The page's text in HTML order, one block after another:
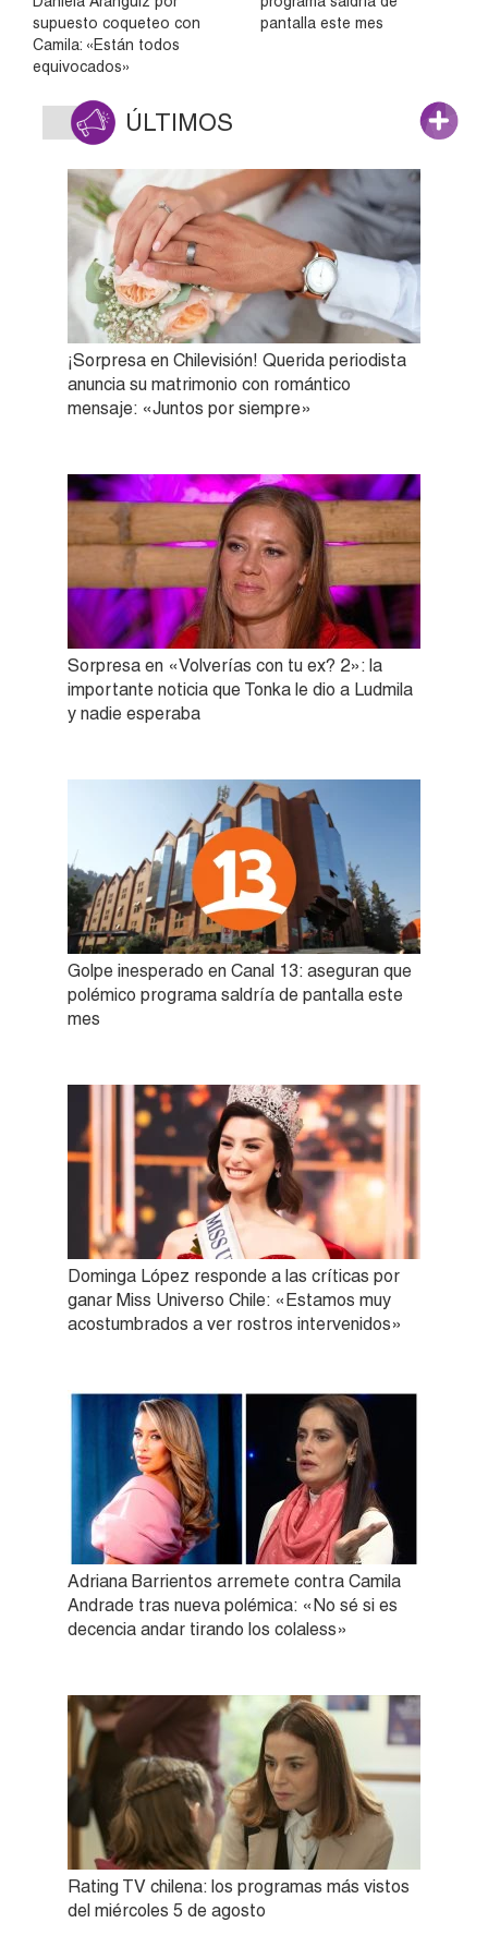
supuesto coqueteo con
Camila: «Están todos
equivocados»
pantalla este mes
ÚLTIMOS
¡Sorpresa en Chilevisión! Querida periodista
anuncia su matrimonio con romántico
mensaje: «Juntos por siempre»
Sorpresa en «Volverías con tu ex? 2»: la
importante noticia que Tonka le dio a Ludmila
y nadie esperaba
Golpe inesperado en Canal 13: aseguran que
polémico programa saldría de pantalla este
mes
Dominga López responde a las críticas por
ganar Miss Universo Chile: «Estamos muy
acostumbrados a ver rostros intervenidos»
Adriana Barrientos arremete contra Camila
Andrade tras nueva polémica: «No sé si es
decencia andar tirando los colaless»
Rating TV chilena: los programas más vistos
del miércoles 5 de agosto